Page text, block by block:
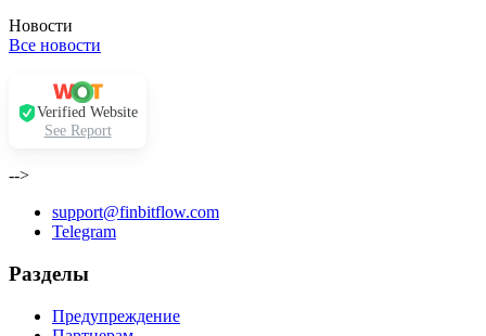
Новости
Все новости
Verified Website
See Report
-->
support@finbitflow.com
Telegram
Разделы
Предупреждение